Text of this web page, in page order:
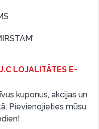
LOJALITĀTES E-
kuponus, akcijas un
Pievienojieties mūsu